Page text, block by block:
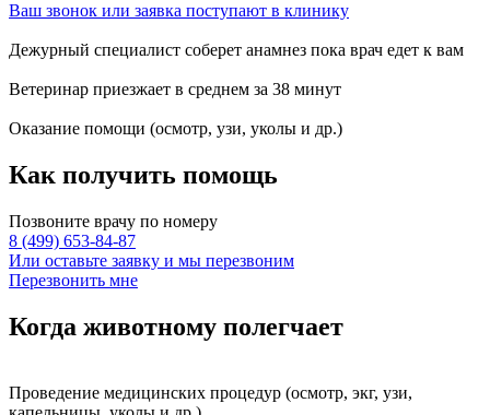
Ваш звонок или заявка поступают в клинику
Дежурный специалист соберет анамнез пока врач едет к вам
Ветеринар приезжает в среднем за 38 минут
Оказание помощи (осмотр, узи, уколы и др.)
Как получить помощь
Позвоните врачу по номеру
8 (499) 653-84-87
Или оставьте заявку и мы перезвоним
Перезвонить мне
Когда животному полегчает
Проведение медицинских процедур (осмотр, экг, узи,